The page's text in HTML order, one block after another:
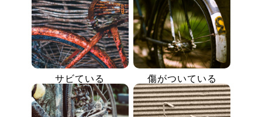
サビている 傷がついている